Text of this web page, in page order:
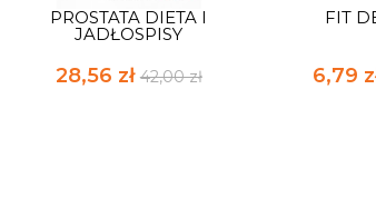
PROSTATA DIETA I
JADŁOSPISY
28,56 zł 42,00 zł
FIT
6,79